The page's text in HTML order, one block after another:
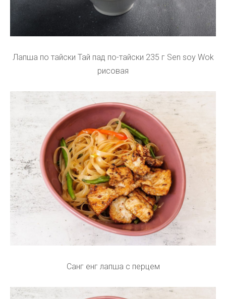
Лапша по тайски Тай пад по-тайски 235 г Sen soy Wok
рисовая
Санг енг лапша с перцем